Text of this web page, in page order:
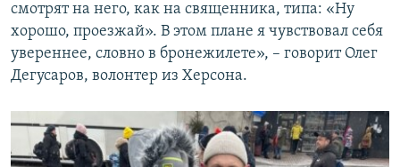
смотрят на него, как на священника, типа: «Ну
хорошо, проезжай». В этом плане я чувствовал себя
увереннее, словно в бронежилете», – говорит Олег
Дегусаров, волонтер из Херсона.